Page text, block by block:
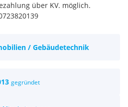
über KV. möglich.
/ Gebäudetechnik
gegründet